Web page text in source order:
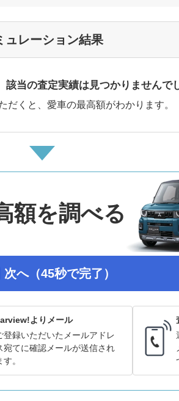
ュレーション結果
該当の査定実績は見つかりませんで
だくと、愛車の最高額がわかります。
額を調べる
次へ（45秒で完了）
よりメール
登録いただいたメールアドレ
宛てに確認メールが送信され
す。